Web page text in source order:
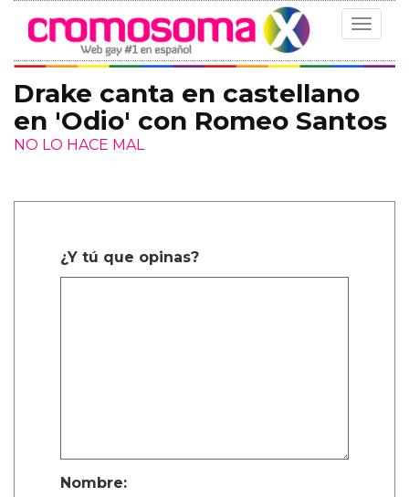
Toggle
Drake canta en castellano
en 'Odio' con Romeo Santos
NO LO HACE MAL
¿Y tú que opinas?
Nombre: